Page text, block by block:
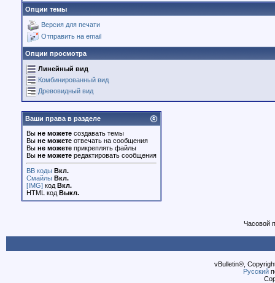
Опции темы
Версия для печати
Отправить на email
Опции просмотра
Линейный вид
Комбинированный вид
Древовидный вид
Ваши права в разделе
Вы не можете создавать темы
Вы не можете отвечать на сообщения
Вы не можете прикреплять файлы
Вы не можете редактировать сообщения
BB коды Вкл.
Смайлы Вкл.
[IMG] код Вкл.
HTML код Выкл.
Часовой
vBulletin®,
Русский